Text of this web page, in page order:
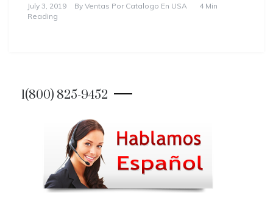
July 3, 2019 By Ventas Por Catalogo En USA
4 Min
Reading
1(800) 825-9452